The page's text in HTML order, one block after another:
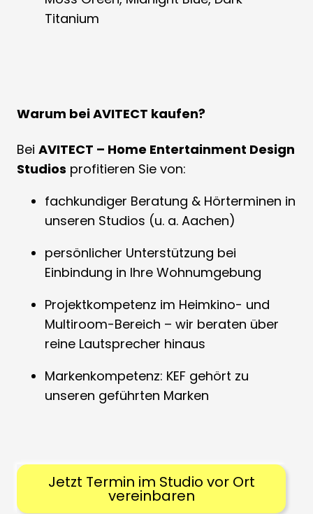
Titanium
Warum bei AVITECT kaufen?
Bei AVITECT – Home Entertainment Design
Studios profitieren Sie von:
fachkundiger Beratung & Hörterminen in
unseren Studios (u. a. Aachen)
persönlicher Unterstützung bei
Einbindung in Ihre Wohnumgebung
Projektkompetenz im Heimkino- und
Multiroom-Bereich – wir beraten über
reine Lautsprecher hinaus
Markenkompetenz: KEF gehört zu
unseren geführten Marken
Jetzt Termin im Studio vor Ort
vereinbaren